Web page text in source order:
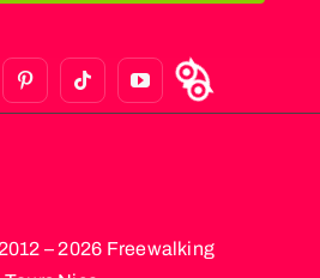
– 2026 Freewalking